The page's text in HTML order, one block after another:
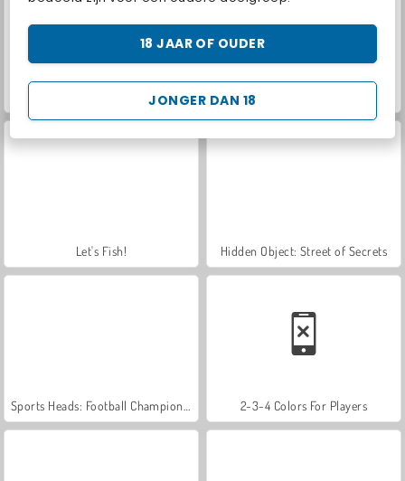
JONGER DAN 18
18 JAAR OF OUDER
Car Parking City Duel
Let's Fish! Hidden Object: Street of Secrets
2-3-4 Colors For Players